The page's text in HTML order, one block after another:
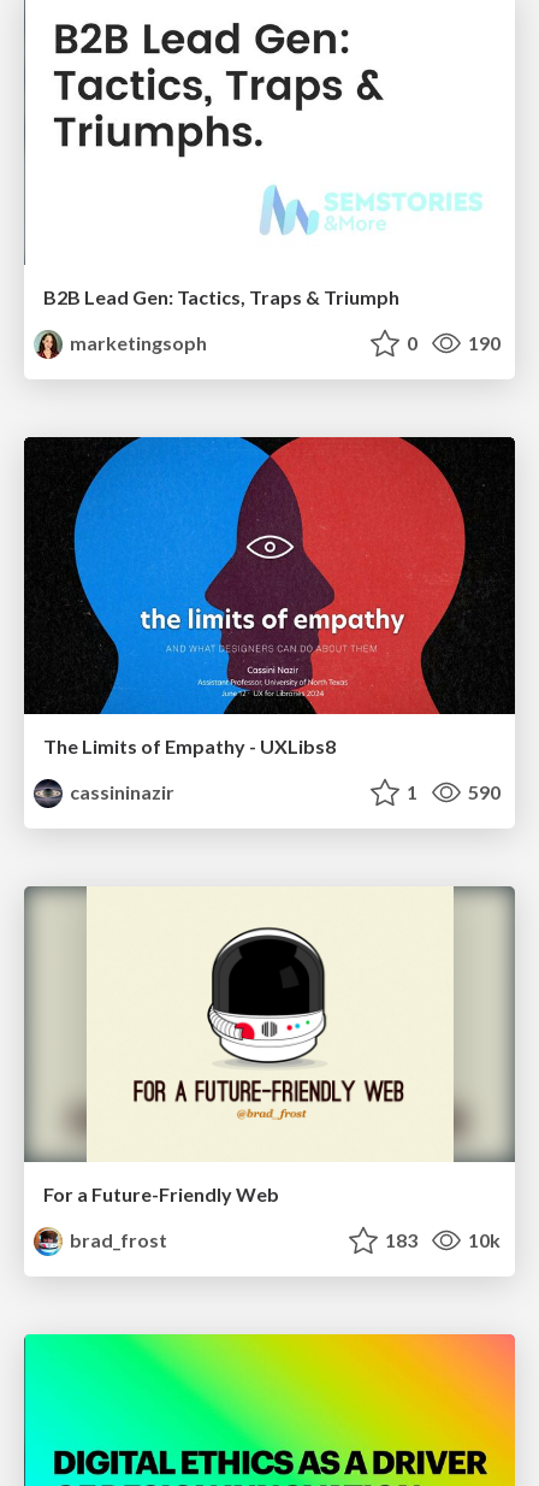
B2B Lead Gen: Tactics, Traps & Triumph
marketingsoph
0 190
The Limits of Empathy - UXLibs8
cassininazir
1 590
For a Future-Friendly Web
brad_frost
183 10k